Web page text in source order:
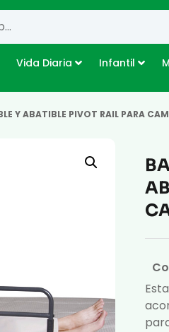
Vida Diaria Infantil
Y ABATIBLE PIVOT RAIL PARA